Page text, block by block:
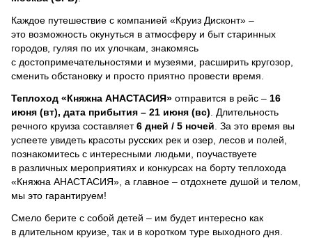
Каждое путешествие с компанией «Круиз Дисконт» –
это возможность окунуться в атмосферу и быт старинных
городов, гуляя по их улочкам, знакомясь
с достопримечательностями и музеями, расширить кругозор,
сменить обстановку и просто приятно провести время.
Теплоход «Княжна АНАСТАСИЯ» отправится в рейс – 16
июня (вт), дата прибытия – 21 июня (вс) . Длительность
речного круиза составляет6 дней / 5 ночей За это время вы
успеете увидеть красоты русских рек и озер, лесов и полей,
познакомитесь с интересными людьми, поучаствуете
в различных мероприятиях и конкурсах на борту теплохода
«Княжна АНАСТАСИЯ», а главное – отдохнете душой и телом,
мы это гарантируем!
Смело берите с собой детей – им будет интересно как
в длительном круизе, так и в коротком туре выходного дня.